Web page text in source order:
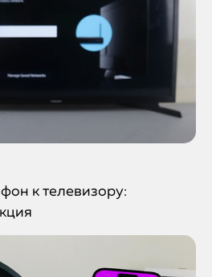
к телевизору: